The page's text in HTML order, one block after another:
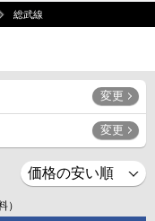
総武線
変更
変更
）